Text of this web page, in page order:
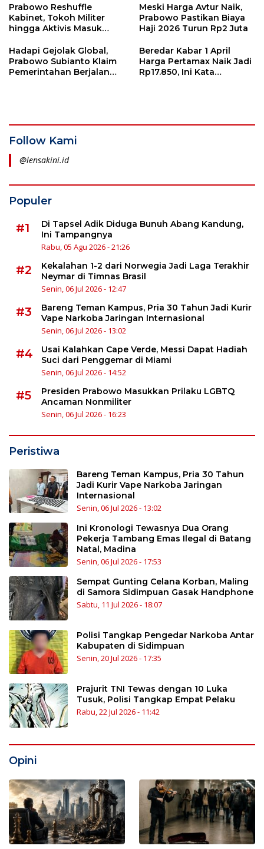
Prabowo Reshuffle
Kabinet, Tokoh Militer
hingga Aktivis Masuk
Meski Harga Avtur Naik,
Prabowo Pastikan Biaya
Haji 2026 Turun Rp2 Juta
Hadapi Gejolak Global,
Prabowo Subianto Klaim
Pemerintahan Berjalan
Beredar Kabar 1 April
Harga Pertamax Naik Jadi
Rp17.850, Ini Kata
Follow Kami
@lensakini.id
Populer
#1
Di Tapsel Adik Diduga Bunuh Abang Kandung,
Ini Tampangnya
Rabu, 05 Agu 2026 - 21:26
#2
Kekalahan 1-2 dari Norwegia Jadi Laga Terakhir
Neymar di Timnas Brasil
Senin, 06 Jul 2026 - 12:47
#3
Bareng Teman Kampus, Pria 30 Tahun Jadi Kurir
Vape Narkoba Jaringan Internasional
Senin, 06 Jul 2026 - 13:02
#4
Usai Kalahkan Cape Verde, Messi Dapat Hadiah
Suci dari Penggemar di Miami
Senin, 06 Jul 2026 - 14:52
#5
Presiden Prabowo Masukkan Prilaku LGBTQ
Ancaman Nonmiliter
Senin, 06 Jul 2026 - 16:23
Peristiwa
Bareng Teman Kampus, Pria 30 Tahun
Jadi Kurir Vape Narkoba Jaringan
Internasional
Senin, 06 Jul 2026 - 13:02
Ini Kronologi Tewasnya Dua Orang
Pekerja Tambang Emas Ilegal di Batang
Natal, Madina
Senin, 06 Jul 2026 - 17:53
Sempat Gunting Celana Korban, Maling
di Samora Sidimpuan Gasak Handphone
Sabtu, 11 Jul 2026 - 18:07
Polisi Tangkap Pengedar Narkoba Antar
Kabupaten di Sidimpuan
Senin, 20 Jul 2026 - 17:35
Prajurit TNI Tewas dengan 10 Luka
Tusuk, Polisi Tangkap Empat Pelaku
Rabu, 22 Jul 2026 - 11:42
Opini